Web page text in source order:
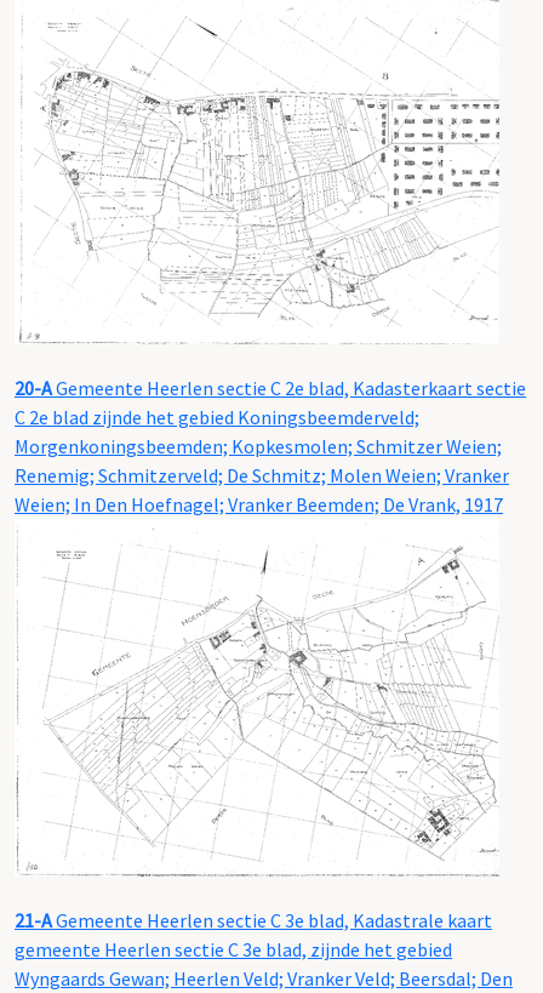
20-AGemeente Heerlen sectie C 2e blad, Kadasterkaart sectie
C 2e blad zijnde het gebied Koningsbeemderveld;
Morgenkoningsbeemden; Kopkesmolen; Schmitzer Weien;
Renemig; Schmitzerveld; De Schmitz; Molen Weien; Vranker
Weien; In Den Hoefnagel; Vranker Beemden; De Vrank, 1917
21-AGemeente Heerlen sectie C 3e blad, Kadastrale kaart
gemeente Heerlen sectie C 3e blad, zijnde het gebied
Wyngaards Gewan; Heerlen Veld; Vranker Veld; Beersdal; Den